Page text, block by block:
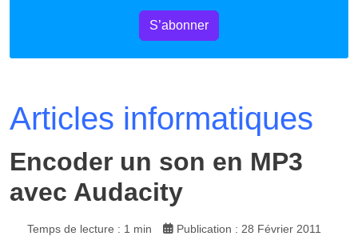
S’abonner
Articles informatiques
Encoder un son en MP3
avec Audacity
Temps de lecture : 1 min Publication : 28 Février 2011